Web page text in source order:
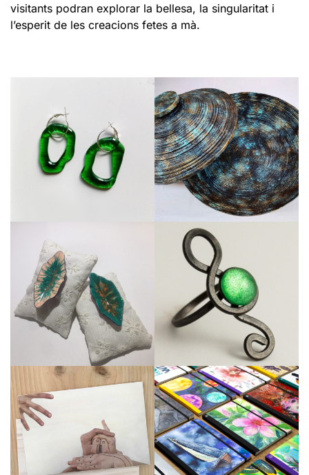
visitants podran explorar la bellesa, la singularitat i
l’esperit de les creacions fetes a mà.
Veure perfil
Veure perfil
Veure perfil
Veure perfil
Veure perfil
Veure perfil